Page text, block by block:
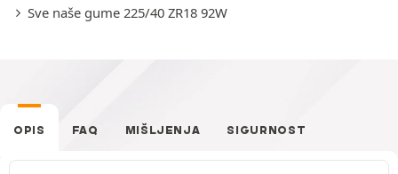
Sve naše gume 225/40 ZR18 92W
OPIS FAQ MIŠLJENJA SIGURNOST